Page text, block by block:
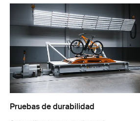
Pruebas de durabilidad